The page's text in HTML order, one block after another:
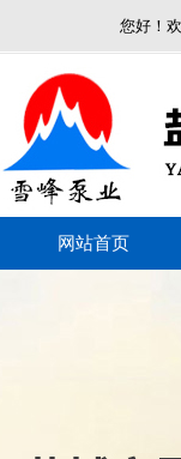
您好！
网站首页